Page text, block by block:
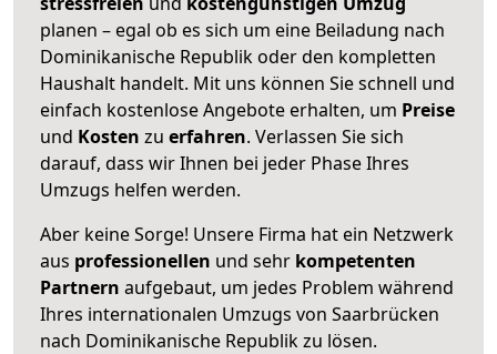
planen – egal ob es sich um eine Beiladung nach
Dominikanische Republik oder den kompletten
Haushalt handelt. Mit uns können Sie schnell und
einfach kostenlose Angebote erhalten, um Preise
und Kosten zu erfahren. Verlassen Sie sich
darauf, dass wir Ihnen bei jeder Phase Ihres
Umzugs helfen werden.
Aber keine Sorge! Unsere Firma hat ein Netzwerk
aus professionellen und sehr kompetenten
Partnern aufgebaut, um jedes Problem während
Ihres internationalen Umzugs von Saarbrücken
nach Dominikanische Republik zu lösen.